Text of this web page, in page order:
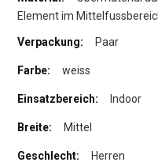
Element im
Paar
weiss
Indoor
Mittel
Herren